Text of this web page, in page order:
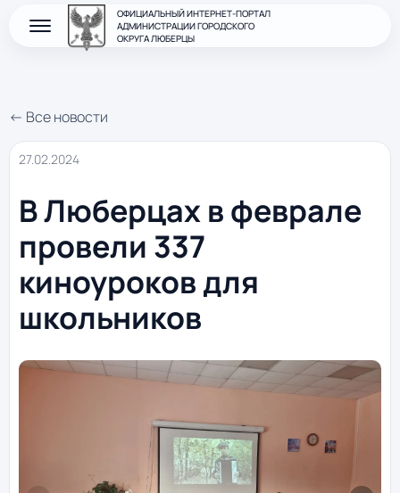
ОФИЦИАЛЬНЫЙ ИНТЕРНЕТ-ПОРТАЛ
АДМИНИСТРАЦИИ ГОРОДСКОГО
ОКРУГА ЛЮБЕРЦЫ
← Все новости
27.02.2024
В Люберцах в феврале
провели 337
киноуроков для
школьников